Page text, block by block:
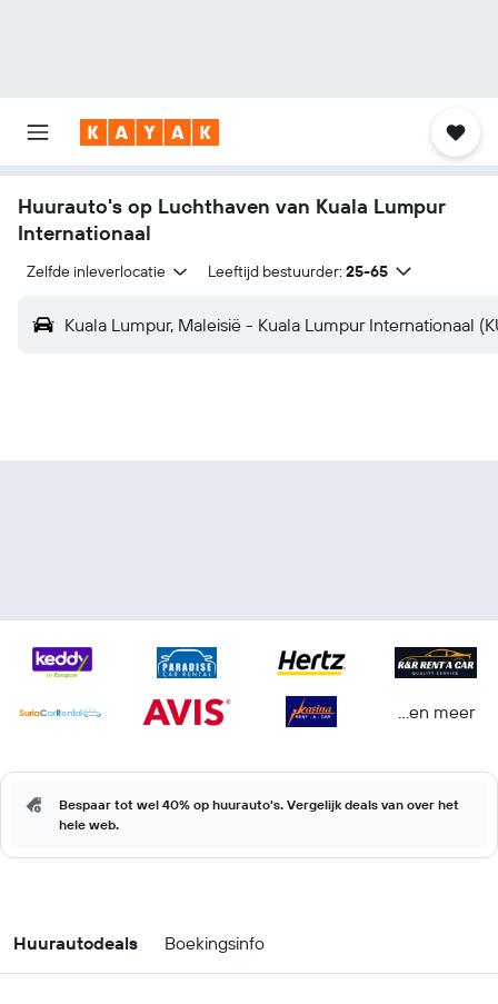
Huurauto's op Luchthaven van Kuala Lumpur
Internationaal
Zelfde inleverlocatie Leeftijd bestuurder: 25-65
Kuala Lumpur, Maleisië - Kuala Lumpur Internationaal
...en meer
Bespaar tot wel 40% op huurauto's. Vergelijk deals van over het
hele web.
Huurautodeals Boekingsinfo